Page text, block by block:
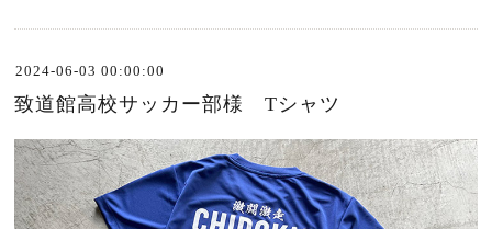
2024-06-03 00:00:00
致道館高校サッカー部様 Tシャツ